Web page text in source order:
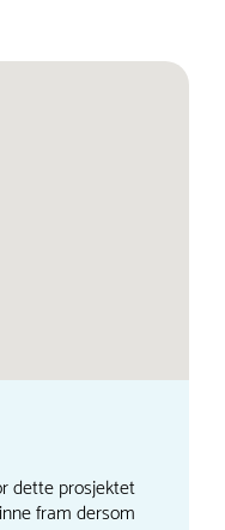
dette prosjektet
fram dersom